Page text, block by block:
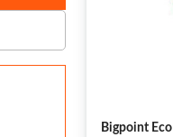
Bigpoint